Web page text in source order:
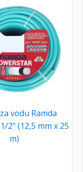
vodu Ramda
2" (12,5 mm x 25
m)